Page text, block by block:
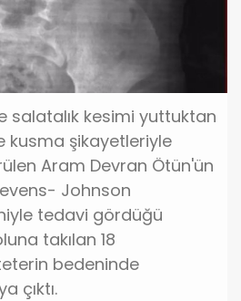
salatalık kesimi yuttuktan
kusma şikayetleriyle
Aram Devran Ötün'ün
Johnson
tedavi gördüğü
takılan 18
bedeninde
çıktı.